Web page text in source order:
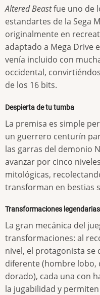
Altered Beastfue uno de
estandartes de la Sega
originalmente en
adaptado a Mega Drive
venía incluido con
occidental,
de los 16 bits.
Despierta de tu tumba
La premisa es simple
un guerrero centurín
las garras del demonio
avanzar por cinco
mitológicas,
transforman en bestias
Transformaciones legendarias
La gran mecánica del
transformaciones: al
nivel, el protagonista
diferente (hombre lobo,
dorado), cada una con
la jugabilidad y